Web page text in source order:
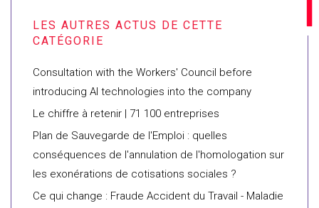
Consultation with the Workers' Council before
introducing AI technologies into the company
Le chiffre à retenir | 71 100 entreprises
Plan de Sauvegarde de l'Emploi : quelles
conséquences de l'annulation de l'homologation sur
les exonérations de cotisations sociales ?
Ce qui change : Fraude Accident du Travail - Maladie